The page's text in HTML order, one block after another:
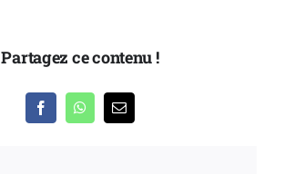
Partagez ce contenu !